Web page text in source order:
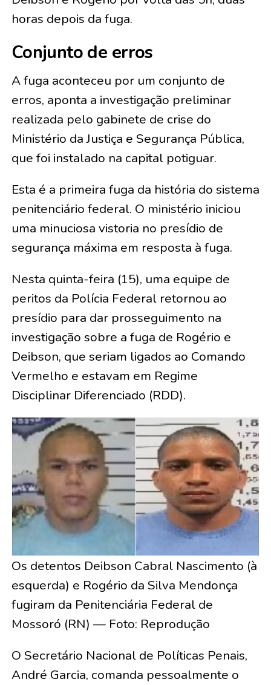
horas depois da fuga.
Conjunto de erros
A fuga aconteceu por um conjunto de
erros, aponta a investigação preliminar
realizada pelo gabinete de crise do
Ministério da Justiça e Segurança Pública,
que foi instalado na capital potiguar.
Esta é a primeira fuga da história do sistema
penitenciário federal. O ministério iniciou
uma minuciosa vistoria no presídio de
segurança máxima em resposta à fuga.
Nesta quinta-feira (15), uma equipe de
peritos da Polícia Federal retornou ao
presídio para dar prosseguimento na
investigação sobre a fuga de Rogério e
Deibson, que seriam ligados ao Comando
Vermelho e estavam em Regime
Disciplinar Diferenciado (RDD).
Os detentos Deibson Cabral Nascimento (à
esquerda) e Rogério da Silva Mendonça
fugiram da Penitenciária Federal de
Mossoró (RN) — Foto: Reprodução
O Secretário Nacional de Políticas Penais,
André Garcia, comanda pessoalmente o